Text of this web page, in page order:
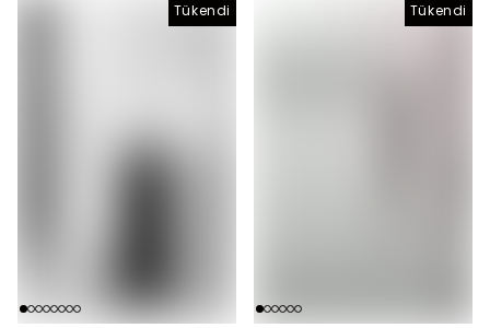
Tükendi Tükendi
Tükendi